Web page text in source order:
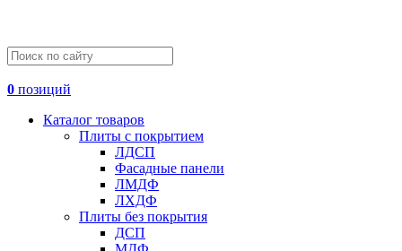
0 позиций
Каталог товаров
Плиты с покрытием
ЛДСП
Фасадные панели
ЛМДФ
ЛХДФ
Плиты без покрытия
ДСП